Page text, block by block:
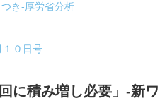
き-厚労省分析
１０日号
に積み増し必要」-新